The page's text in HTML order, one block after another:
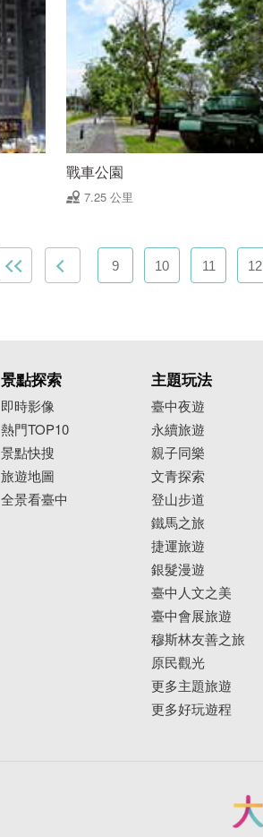
戰車公園
7.25 公里
9 10 11 12
景點探索
即時影像
熱門TOP10
景點快搜
旅遊地圖
全景看臺中
主題玩法
臺中夜遊
永續旅遊
親子同樂
文青探索
登山步道
鐵馬之旅
捷運旅遊
銀髮漫遊
臺中人文之美
臺中會展旅遊
穆斯林友善之旅
原民觀光
更多主題旅遊
更多好玩遊程